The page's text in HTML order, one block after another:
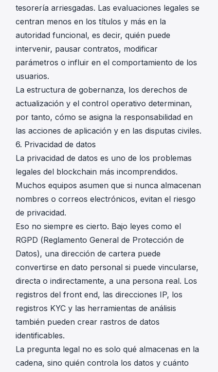
tesorería arriesgadas. Las evaluaciones legales se
centran menos en los títulos y más en la
autoridad funcional, es decir, quién puede
intervenir, pausar contratos, modificar
parámetros o influir en el comportamiento de los
usuarios.
La estructura de gobernanza, los derechos de
actualización y el control operativo determinan,
por tanto, cómo se asigna la responsabilidad en
las acciones de aplicación y en las disputas civiles.
6. Privacidad de datos
La privacidad de datos es uno de los problemas
legales del blockchain más incomprendidos.
Muchos equipos asumen que si nunca almacenan
nombres o correos electrónicos, evitan el riesgo
de privacidad.
Eso no siempre es cierto. Bajo leyes como el
RGPD (Reglamento General de Protección de
Datos), una dirección de cartera puede
convertirse en dato personal si puede vincularse,
directa o indirectamente, a una persona real. Los
registros del front end, las direcciones IP, los
registros KYC y las herramientas de análisis
también pueden crear rastros de datos
identificables.
La pregunta legal no es solo qué almacenas en la
cadena, sino quién controla los datos y cuánto